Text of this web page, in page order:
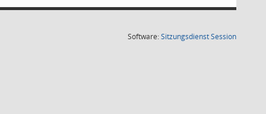
Software:SitzungsdienstSession(Wird in